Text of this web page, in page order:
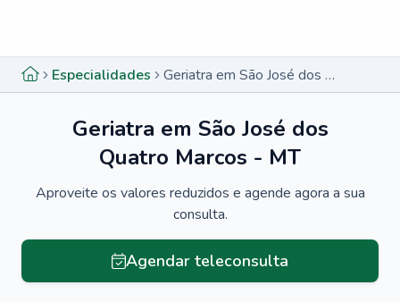
Especialidades Geriatra em São José dos Quatro Marcos - MT
Geriatra em São José dos
Quatro Marcos - MT
Aproveite os valores reduzidos e agende agora a sua
consulta.
Agendar teleconsulta